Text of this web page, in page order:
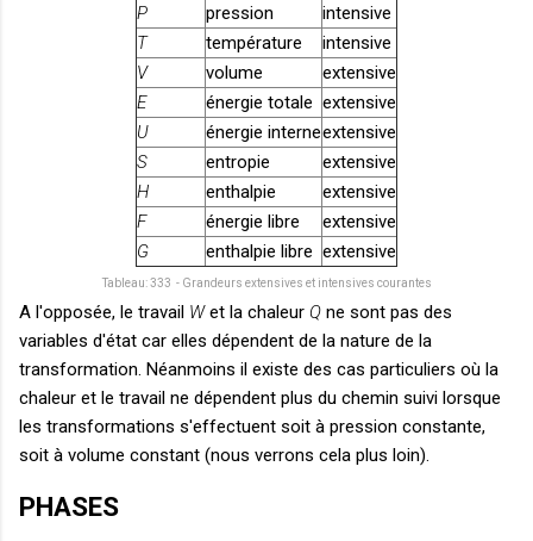
P
pression
intensive
T
température
intensive
V
volume
extensive
E
énergie totale extensive
U
énergie interneextensive
S
entropie
extensive
H
enthalpie
extensive
F
énergie libre
extensive
G
enthalpie libre extensive
Tableau: 333 - Grandeurs extensives et intensives courantes
A l'opposée, le travail Wet la chaleur Q ne sont pas des
variables d'état car elles dépendent de la nature de la
transformation. Néanmoins il existe des cas particuliers où la
chaleur et le travail ne dépendent plus du chemin suivi lorsque
les transformations s'effectuent soit à pression constante,
soit à volume constant (nous verrons cela plus loin).
PHASES